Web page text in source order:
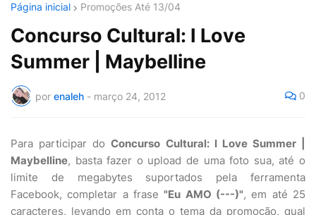
Página inicial Promoções Até 13/04
Concurso Cultural: I Love
Summer | Maybelline
por enaleh - março 24, 2012 0
Para participar doConcurso Cultural: I Love Summer |
Maybelline, basta fazer o upload de uma foto sua, até o
limite de megabytes suportados pela ferramenta
Facebook, completar a frase"Eu AMO (---)", em até 25
caracteres, levando em conta o tema da promoção, qual